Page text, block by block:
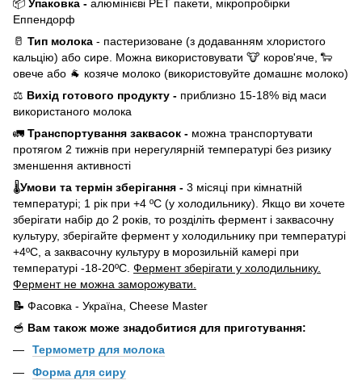
📦 Упаковка - алюмінієві РЕТ пакети, мікропробірки
Еппендорф
🥛 Тип молока - пастеризоване (з додаванням хлористого
кальцію) або сире. Можна використовувати 🐮 коров'яче, 🐑
овече або 🐐 козяче молоко (використовуйте домашнє молоко)
⚖️ Вихід готового продукту - приблизно 15-18% від маси
використаного молока
🚛 Транспортування заквасок - можна транспортувати
протягом 2 тижнів при нерегулярній температурі без ризику
зменшення активності
🌡Умови та термін зберігання - 3 місяці при кімнатній
температурі; 1 рік при +4 ºС (у холодильнику). Якщо ви хочете
зберігати набір до 2 років, то розділіть фермент і заквасочну
культуру, зберігайте фермент у холодильнику при температурі
+4ºС, а заквасочну культуру в морозильній камері при
температурі -18-20ºС. Фермент зберігати у холодильнику.
Фермент не можна заморожувати.
📝 Фасовка - Україна, Cheese Master
🥣 Вам також може знадобитися для приготування:
Термометр для молока
Форма для сиру